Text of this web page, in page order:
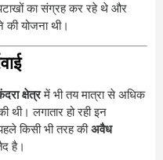
का संग्रह कर रहे थे और
की योजना थी।
क्षेत्रमें भी तय मात्रा से अधिक
थी। लगातार हो रही इन
किसी भी तरह कीअवैध
है।